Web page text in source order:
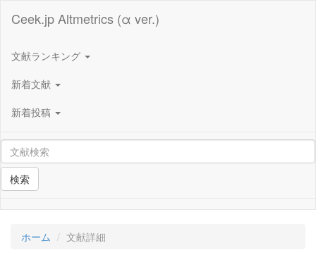
Ceek.jp Altmetrics (α ver.)
文献ランキング
新着文献
新着投稿
検索
ホーム 文献詳細